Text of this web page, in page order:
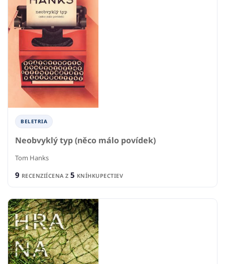
BELETRIA
Neobvyklý typ (něco málo povídek)
Tom Hanks
9 RECENZIÍCENA Z 5 KNÍHKUPECTIEV